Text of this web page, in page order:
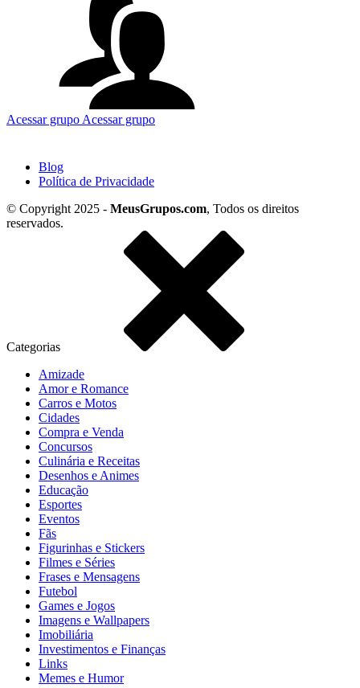
Acessar grupo Acessar grupo
Blog
Política de Privacidade
© Copyright 2025 - MeusGrupos.com, Todos os direitos
reservados.
Categorias
Amizade
Amor e Romance
Carros e Motos
Cidades
Compra e Venda
Concursos
Culinária e Receitas
Desenhos e Animes
Educação
Esportes
Eventos
Fãs
Figurinhas e Stickers
Filmes e Séries
Frases e Mensagens
Futebol
Games e Jogos
Imagens e Wallpapers
Imobiliária
Investimentos e Finanças
Links
Memes e Humor